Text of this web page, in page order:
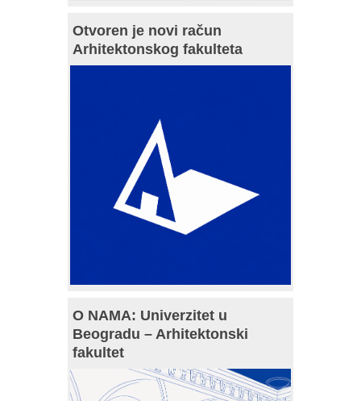
Otvoren je novi račun
Arhitektonskog fakulteta
O NAMA: Univerzitet u
Beogradu – Arhitektonski
fakultet